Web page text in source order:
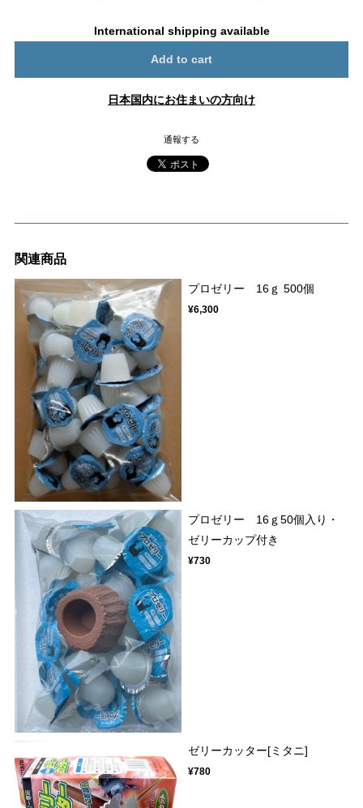
International shipping available
Add to cart
日本国内にお住まいの方向け
通報する
関連商品
プロゼリー 16ｇ 500個
¥6,300
プロゼリー 16ｇ50個入り・
ゼリーカップ付き
¥730
ゼリーカッター[ミタニ]
¥780